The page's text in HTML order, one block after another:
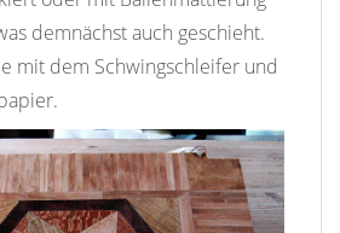
demnächst auch geschieht.
mit dem Schwingschleifer und